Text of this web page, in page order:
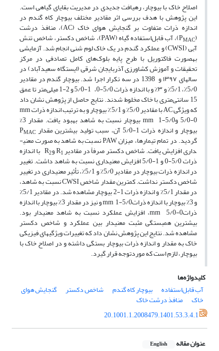
اصلاح خاک با بیوچار، رهیافت جدیدی در مدیریت بقایای گیاهی است.
این پژوهش با هدف بررسی اثر مقادیر مختلف بیوچار کاه گندم در
اندازه ذرات متفاوت بر گنجایش هوای خاک (AC)، منافذ درشت
(P
MAC )، آب قابل‌استفاده گیاه (PAW)، شاخص دکستر، شاخص تنش
آبی (CWSI) و عملکرد گندم در یک خاک لوم شنی انجام شد. آزمایشی
به­صورت فاکتوریل با طرح پایه بلوک‌های کامل تصادفی در مرکز
تحقیقات و آموزش کشاورزی آذربایجان شرقی (ایستگاه سعیدآباد) در
سال­­های ۱۳۹۷ و 1398 در سه تکرار اجرا شد. بیوچار گندم در مقادیر
5/0٪، 5/1٪ و ۳٪ و با اندازه‌ ذرات 5/0-0، 1-5/0 و 2-1 میلی‌متر تا عمق
15 سانتی‌متری با خاک مخلوط شدند. نتایج حاصل از پژوهش نشان داد
که ویژگی AC با مقادیر 5/0٪ و 5/1٪ بیوچار و به ترتیب اندازه ذرات mm
5/0-0 وmm 1-5/0 بیوچار نسبت به شاهد بهبود یافت. مقدار 3%
بیوچار و اندازه ذرات 1-5/0 آن، سبب تولید بیشترین مقدار P MAC
گردید. در تمام تیمارها، میزان PAW نسبت به شاهد به‌صورت معنی­
داری افزایش یافت. شاخص دکستر صرفاً در مقادیر R1 وR2 با اندازه
ذرات 5/0-0 و 1-5/0 افزایش معنی­داری نسبت به شاهد داشت. تغییر
در اندازه ذرات بیوچار در مقادیر 5/0٪ و 5/1٪، تأثیر معنی­داری در تغییر
شاخص دکستر نداشت. کمترین مقدار شاخص CWSI نسبت به شاهد،
در مقدار 5/1٪ و اندازه ذرات 1-2 بیوچار مشاهده شد. در مقادیر 5/1٪
و 3٪ بیوچار با اندازه ذراتmm 1-5/0 و نیز در مقدار 3٪ بیوچار با اندازه
ذراتmm 5/0-0، افزایش عملکرد نسبت به شاهد معنی­دار بود.
بیشترین همبستگی مثبت معنی­دار بین عملکرد و شاخص دکستر
مشاهده شد. نتایج این پژوهش نشان داد که تغییرات ویژگی­های فیزیکی
خاک به مقدار و اندازه ذرات بیوچار بستگی داشته و در اصلاح خاک با
بیوچار، لازم است که موردتوجه قرار گیرد.
کلیدواژه‌ها
آب قابل‌استفاده
بیوچار کاه گندم شاخص دکستر گنجایش هوای
خاک
منافذ درشت خاک
20.1001.1.2008479.1401.53.3.4.1
عنوان مقاله English